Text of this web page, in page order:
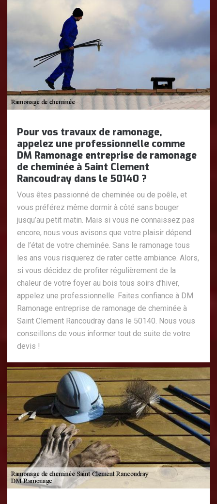
Pour vos travaux de ramonage,
appelez une professionnelle comme
DM Ramonage entreprise de ramonage
de cheminée à Saint Clement
Rancoudray dans le 50140 ?
Vous êtes passionné de cheminée ou de poêle, et
vous préférez même dormir à côté sans bouger
jusqu’au petit matin. Mais si vous ne connaissez pas
encore, nous vous avisons que votre plaisir dépend
de l’état de votre cheminée. Sans le ramonage tous
les ans vous risquerez de rater cette ambiance. Alors,
si vous décidez de profiter régulièrement de la
chaleur de votre foyer au bois tous soirs d’hiver,
appelez une professionnelle. Faites confiance à DM
Ramonage entreprise de ramonage de cheminée à
Saint Clement Rancoudray dans le 50140. Nous vous
conseillons de vous informer tout de suite de votre
devis !